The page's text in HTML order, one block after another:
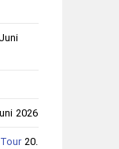
2026
20.